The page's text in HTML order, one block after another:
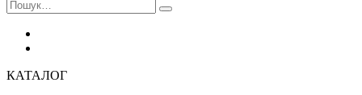
КАТАЛОГ